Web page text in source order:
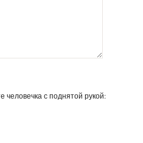
человечка с поднятой рукой: